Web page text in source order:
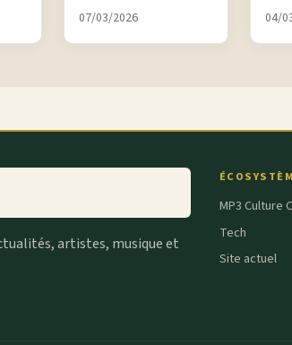
07/03/2026
04/
artistes, musique et
MP3 Culture
Tech
Site actuel